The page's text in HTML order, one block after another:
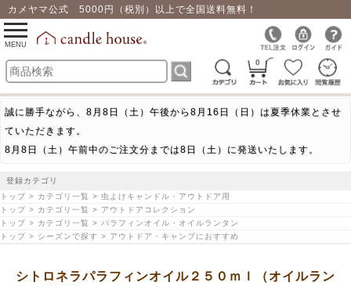
カメヤマ公式 5000円（税別）以上で全国送料無料！
0
toggle
navigation
MENU
誠に勝手ながら、8月8日（土）午後から8月16日（日）は夏季休業とさせ
ていただきます。
8月8日（土）午前中のご注文分までは8日（土）に発送いたします。
登録カテゴリ
トップ > カテゴリ一覧 > 虫よけキャンドル・アウトドア用
トップ > カテゴリ一覧 > アウトドアコレクション
トップ > カテゴリ一覧 > パラフィンオイル・オイルランタン
トップ > シーズンで探す > アウトドア・キャンプにおすすめ
シトロネラパラフィンオイル２５０ｍｌ（オイルラン